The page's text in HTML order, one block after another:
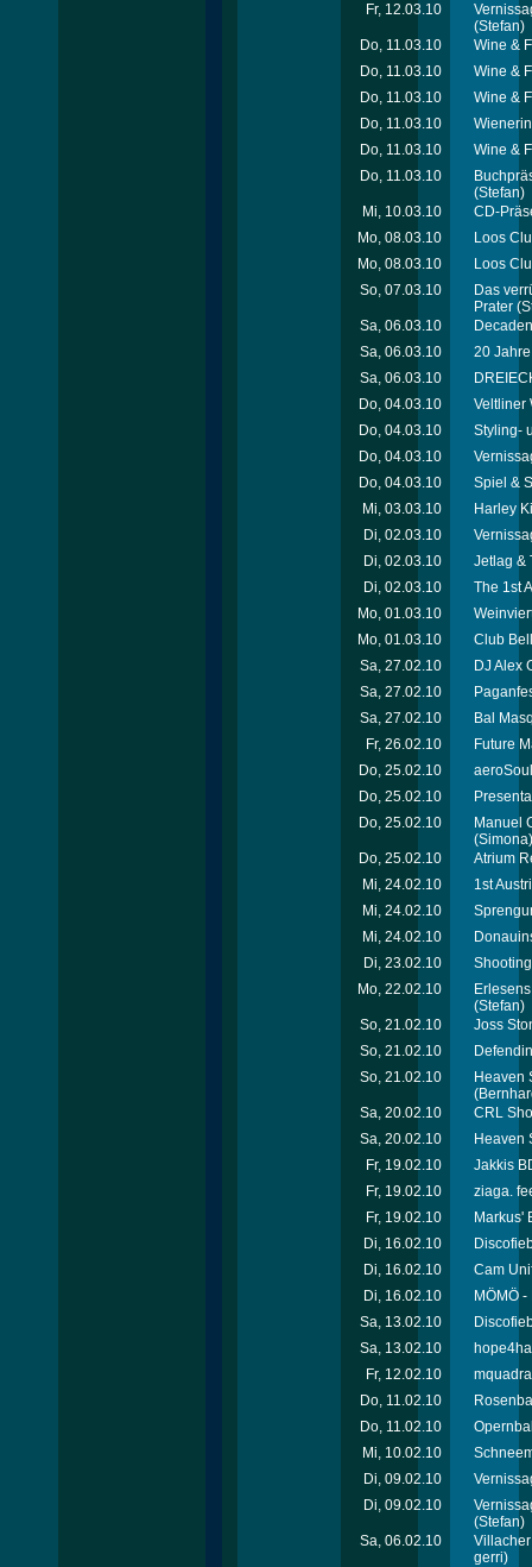
Fr, 12.03.10
(Stefan)
Do, 11.03.10
Wine &
Do, 11.03.10
Wine &
Do, 11.03.10
Wine &
Do, 11.03.10
Do, 11.03.10
Wine &
Do, 11.03.10
(Stefan)
Mi, 10.03.10
CD-
Mo, 08.03.10
Loos
Mo, 08.03.10
Loos
So, 07.03.10
Das
Prater
Sa, 06.03.10
Sa, 06.03.10
20
Sa, 06.03.10
Do, 04.03.10
Veltliner
Do, 04.03.10
Styling-
Do, 04.03.10
Do, 04.03.10
Spiel &
Mi, 03.03.10
Harley
Di, 02.03.10
Di, 02.03.10
Jetlag &
Di, 02.03.10
The 1st
Mo, 01.03.10
Mo, 01.03.10
Club
Sa, 27.02.10
DJ Alex
Sa, 27.02.10
Sa, 27.02.10
Bal
Fr, 26.02.10
Future
Do, 25.02.10
Do, 25.02.10
Do, 25.02.10
Manuel
(Simona)
Do, 25.02.10
Atrium
Mi, 24.02.10
1st
Mi, 24.02.10
Mi, 24.02.10
Di, 23.02.10
Mo, 22.02.10
(Stefan)
So, 21.02.10
Joss
So, 21.02.10
So, 21.02.10
Heaven
Sa, 20.02.10
CRL
Sa, 20.02.10
Heaven
Fr, 19.02.10
Jakkis
Fr, 19.02.10
ziaga.
Fr, 19.02.10
Markus'
Di, 16.02.10
Di, 16.02.10
Cam
Di, 16.02.10
MÖMÖ
Sa, 13.02.10
Sa, 13.02.10
Fr, 12.02.10
Do, 11.02.10
Do, 11.02.10
Mi, 10.02.10
Di, 09.02.10
Di, 09.02.10
(Stefan)
Sa, 06.02.10
gerri)